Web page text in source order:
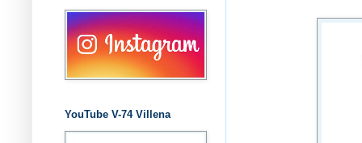
YouTube V-74 Villena